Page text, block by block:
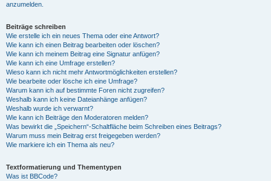
anzumelden.
Beiträge schreiben
Wie erstelle ich ein neues Thema oder eine Antwort?
Wie kann ich einen Beitrag bearbeiten oder löschen?
Wie kann ich meinem Beitrag eine Signatur anfügen?
Wie kann ich eine Umfrage erstellen?
Wieso kann ich nicht mehr Antwortmöglichkeiten erstellen?
Wie bearbeite oder lösche ich eine Umfrage?
Warum kann ich auf bestimmte Foren nicht zugreifen?
Weshalb kann ich keine Dateianhänge anfügen?
Weshalb wurde ich verwarnt?
Wie kann ich Beiträge den Moderatoren melden?
Was bewirkt die „Speichern“-Schaltfläche beim Schreiben eines Beitrags?
Warum muss mein Beitrag erst freigegeben werden?
Wie markiere ich ein Thema als neu?
Textformatierung und Thementypen
Was ist BBCode?